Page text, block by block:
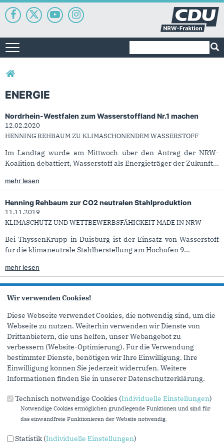
Toggle navigation
Sie sind hier
ENERGIE
Energie
Nordrhein-Westfalen zum Wasserstoffland Nr.1 machen
12.02.2020
HENNING REHBAUM ZU KLIMASCHONENDEM WASSERSTOFF
Im Landtag wurde am Mittwoch über den Antrag der NRW-
Koalition debattiert, Wasserstoff als Energieträger der Zukunft...
mehr lesen
Henning Rehbaum zur CO2 neutralen Stahlproduktion
11.11.2019
KLIMASCHUTZ UND WETTBEWERBSFÄHIGKEIT MADE IN NRW
Bei ThyssenKrupp in Duisburg ist der Einsatz von Wasserstoff
für die klimaneutrale Stahlherstellung am Hochofen 9...
mehr lesen
Energieversorgungsstrategie
SICHERE STROMVERSORGUNG FÜR BÜRGER UND WIRTSCHAFT ZU
JEDER SEKUNDE
Auf Antrag der Fraktionen von CDU und FDP fand heute im
Ausschuss für Wirtschaft, Energie und Landesplanung eine...
mehr lesen
IGBCE-Vorsitzender Michael Vassiliadis zu Gast in der CDU-
Fraktion
24.09.2019
POLITIK GEHT NUR IM AUSGLEICH
Der Vorsitzende der Industriegewerkschaft Bergbau, Chemie,
Wir verwenden Cookies!
Diese Webseite verwendet Cookies, die notwendig sind, um die
Webseite zu nutzen. Weiterhin verwenden wir Dienste von
Drittanbietern, die uns helfen, unser Webangebot zu
verbessern (Website-Optimierung). Für die Verwendung
bestimmter Dienste, benötigen wir Ihre Einwilligung. Ihre
Einwilligung können Sie jederzeit widerrufen. Weitere
Informationen finden Sie in unserer Datenschutzerklärung.
Technisch notwendige Cookies (Individuelle Einstellungen)
Notwendige Cookies ermöglichen grundlegende Funktionen und sind für
das einwandfreie Funktionieren der Website notwendig.
Statistik (Individuelle Einstellungen)